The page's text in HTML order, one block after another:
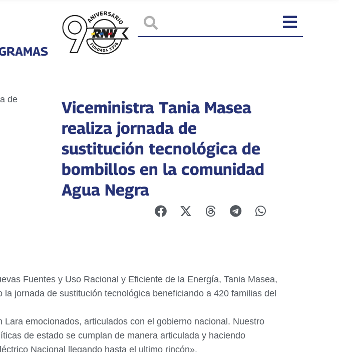
Viceministra Tania Masea
realiza jornada de
sustitución tecnológica de
bombillos en la comunidad
Agua Negra
Fuentes y Uso Racional y Eficiente de la Energía, Tania Masea,
jornada de sustitución tecnológica beneficiando a 420 familias del
emocionados, articulados con el gobierno nacional. Nuestro
de estado se cumplan de manera articulada y haciendo
Nacional llegando hasta el ultimo rincón».